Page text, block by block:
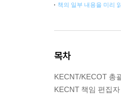
책의 일부 내용을 미리
목차
KECNT/KECOT 총
KECNT 책임 편집